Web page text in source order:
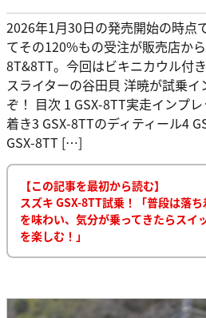
2026年1月30日の発売開始の時点
てその120%もの受注が販売店か
8T&8TT。今回はビキニカウル付
スライターの谷田貝 洋暁が試乗
ぞ！ 目次 1 GSX-8TT実走インプ
着き3 GSX-8TTのディティール4
GSX-8TT […]
【この記事を最初から読む】
スズキ GSX-8TT試乗！「普段は落
を味わい、気分が乗ってきたらスイ
を楽しむ！」